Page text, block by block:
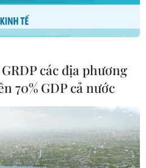
các địa phương
70% GDP cả nước